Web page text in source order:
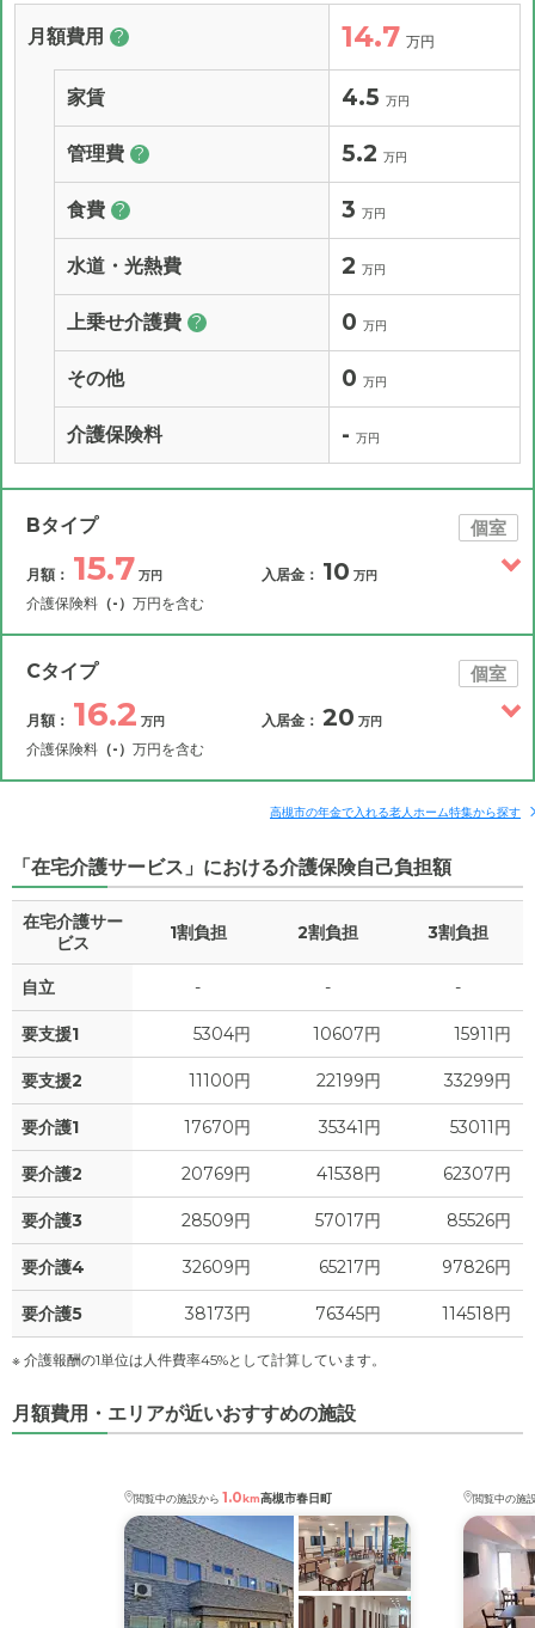
月額費用 ? 14.7 万円
家賃 4.5 万円
管理費 ? 5.2 万円
食費 ? 3 万円
水道・光熱費 2 万円
上乗せ介護費 ? 0 万円
その他 0 万円
介護保険料 - 万円
Bタイプ 個室
月額： 15.7 万円
介護保険料 （-） 万円を含む
入居金： 10 万円
月額費用 15.7
5.2 万円
食費 ? 3
水道・光熱費 2 万円
0 万円
その他 0 万円
介護保険料 - 万円
Cタイプ 個室
月額： 16.2 万円
介護保険料 （-） 万円を含む
入居金： 20 万円
補足情報
月額費用 ? 16.2 万円
家賃 6
食費 ? 3 万円
水道・光熱費 2
上乗せ介護費 ? 0 万円
その他 0 万円
介護保険料 -
高槻市の年金で入れる老人ホーム特集から探す
「在宅介護サービス」における介護保険自己負担額
在宅介護サー
ビス
1割負担 2割負担 3割負担
自立 - - -
要支援1 5304円 10607円 15911円
要支援2 11100円 22199円 33299円
要介護1 17670円 35341円 53011円
要介護2 20769円 41538円 62307円
要介護3 28509円 57017円 85526円
要介護4 32609円 65217円 97826円
要介護5 38173円 76345円 114518円
※ 介護報酬の1単位は人件費率45%として計算しています。
月額費用・エリアが近いおすすめの施設
閲覧中の施設から 1.0km高槻市春日町 閲覧中の施